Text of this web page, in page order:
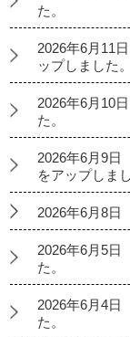
た。
2026年6月11
ップしました。
2026年6月10
た。
2026年6月9
をアップしま
2026年6月8日
2026年6月5
た。
2026年6月4日
た。